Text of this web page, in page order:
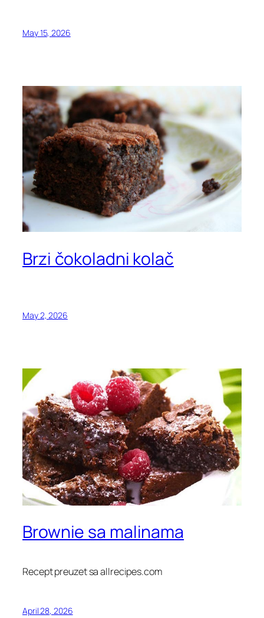
May 15, 2026
Brzi čokoladni kolač
May 2, 2026
Brownie sa malinama
Recept preuzet sa allrecipes.com
April 28, 2026